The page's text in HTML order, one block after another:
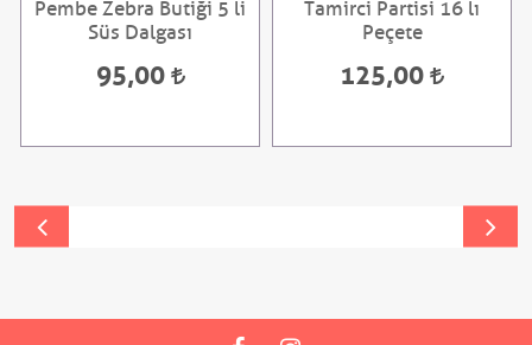
Pembe Zebra Butiği 5 li
Süs Dalgası
95,00
Tamirci Partisi 16 lı
Peçete
125,00